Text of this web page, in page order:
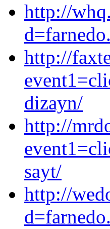
http://
http://
dizayn/
http://
sayt/
http://